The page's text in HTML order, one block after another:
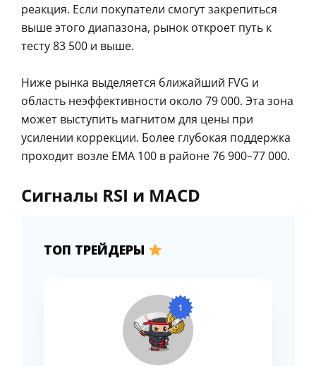
реакция. Если покупатели смогут закрепиться
выше этого диапазона, рынок откроет путь к
тесту 83 500 и выше.
Ниже рынка выделяется ближайший FVG и
область неэффективности около 79 000. Эта зона
может выступить магнитом для цены при
усилении коррекции. Более глубокая поддержка
проходит возле EMA 100 в районе 76 900–77 000.
Сигналы RSI и MACD
ТОП ТРЕЙДЕРЫ
1